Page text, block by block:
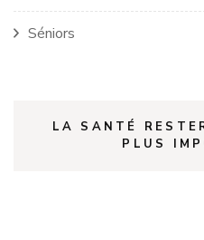
Séniors
LA SANTÉ
PLUS